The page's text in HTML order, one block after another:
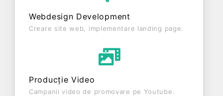
Webdesign Development
Creare site web, implementare landing page.
Producție Video
Campanii video de promovare pe Youtube.